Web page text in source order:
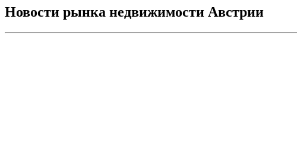
Новости рынка недвижимости Австрии